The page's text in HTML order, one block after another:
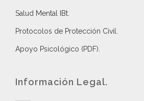
Salud Mental IBt
Protocolos de Protección Civil
Apoyo Psicológico (PDF)
Información Legal.